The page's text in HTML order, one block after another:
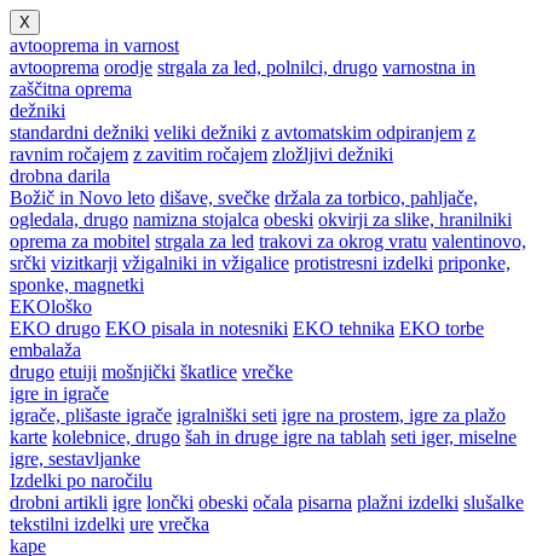
X
avtooprema in varnost
avtooprema orodje strgala za led, polnilci, drugo varnostna in
zaščitna oprema
dežniki
standardni dežniki veliki dežniki z avtomatskim odpiranjem z
ravnim ročajem z zavitim ročajem zložljivi dežniki
drobna darila
Božič in Novo leto dišave, svečke držala za torbico, pahljače,
ogledala, drugo namizna stojalca obeski okvirji za slike, hranilniki
oprema za mobitel strgala za led trakovi za okrog vratu valentinovo,
srčki vizitkarji vžigalniki in vžigalice protistresni izdelki priponke,
sponke, magnetki
EKOloško
EKO drugo EKO pisala in notesniki EKO tehnika EKO torbe
embalaža
drugo etuiji mošnjički škatlice vrečke
igre in igrače
igrače, plišaste igrače igralniški seti igre na prostem, igre za plažo
karte kolebnice, drugo šah in druge igre na tablah seti iger, miselne
igre, sestavljanke
Izdelki po naročilu
drobni artikli igre lončki obeski očala pisarna plažni izdelki slušalke
tekstilni izdelki ure vrečka
kape